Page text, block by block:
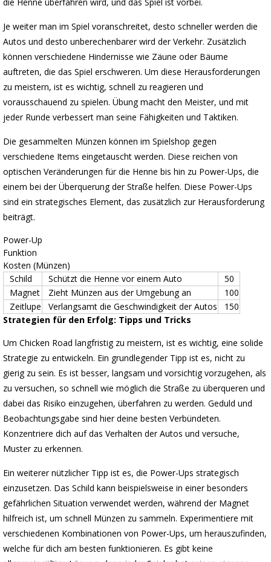
Je weiter man im Spiel voranschreitet, desto schneller werden die
Autos und desto unberechenbarer wird der Verkehr. Zusätzlich
können verschiedene Hindernisse wie Zäune oder Bäume
auftreten, die das Spiel erschweren. Um diese Herausforderungen
zu meistern, ist es wichtig, schnell zu reagieren und
vorausschauend zu spielen. Übung macht den Meister, und mit
jeder Runde verbessert man seine Fähigkeiten und Taktiken.
Die gesammelten Münzen können im Spielshop gegen
verschiedene Items eingetauscht werden. Diese reichen von
optischen Veränderungen für die Henne bis hin zu Power-Ups, die
einem bei der Überquerung der Straße helfen. Diese Power-Ups
sind ein strategisches Element, das zusätzlich zur Herausforderung
beiträgt.
Power-Up
Funktion
Kosten (Münzen)
Schild
Schützt die Henne vor einem Auto
50
Magnet
Zieht Münzen aus der Umgebung an
100
Zeitlupe
Verlangsamt die Geschwindigkeit der Autos
150
Strategien für den Erfolg: Tipps und Tricks
Um Chicken Road langfristig zu meistern, ist es wichtig, eine solide
Strategie zu entwickeln. Ein grundlegender Tipp ist es, nicht zu
gierig zu sein. Es ist besser, langsam und vorsichtig vorzugehen, als
zu versuchen, so schnell wie möglich die Straße zu überqueren und
dabei das Risiko einzugehen, überfahren zu werden. Geduld und
Beobachtungsgabe sind hier deine besten Verbündeten.
Konzentriere dich auf das Verhalten der Autos und versuche,
Muster zu erkennen.
Ein weiterer nützlicher Tipp ist es, die Power-Ups strategisch
einzusetzen. Das Schild kann beispielsweise in einer besonders
gefährlichen Situation verwendet werden, während der Magnet
hilfreich ist, um schnell Münzen zu sammeln. Experimentiere mit
verschiedenen Kombinationen von Power-Ups, um herauszufinden,
welche für dich am besten funktionieren. Es gibt keine